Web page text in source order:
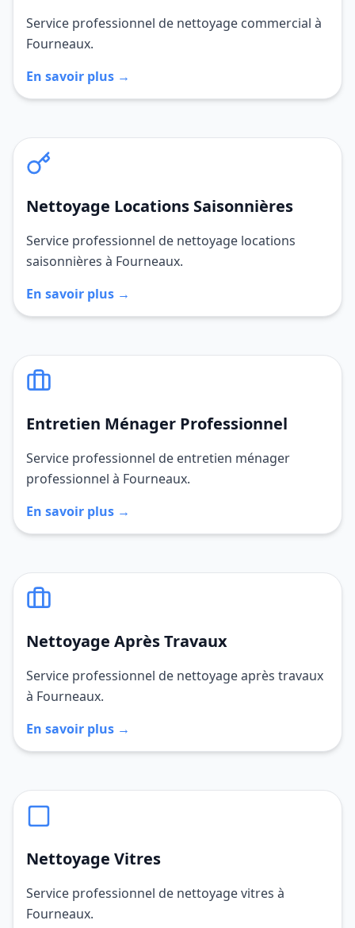
Service professionnel de nettoyage commercial à
Fourneaux.
En savoir plus →
Nettoyage Locations Saisonnières
Service professionnel de nettoyage locations
saisonnières à Fourneaux.
En savoir plus →
Entretien Ménager Professionnel
Service professionnel de entretien ménager
professionnel à Fourneaux.
En savoir plus →
Nettoyage Après Travaux
Service professionnel de nettoyage après travaux
à Fourneaux.
En savoir plus →
Nettoyage Vitres
Service professionnel de nettoyage vitres à
Fourneaux.